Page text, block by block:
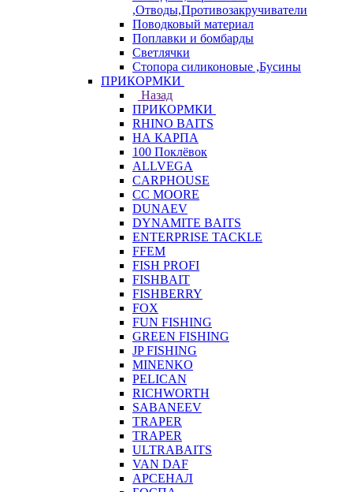
,Отводы,Противозакручиватели
Поводковый материал
Поплавки и бомбарды
Светлячки
Стопора силиконовые ,Бусины
ПРИКОРМКИ
Назад
ПРИКОРМКИ
RHINO BAITS
НА КАРПА
100 Поклёвок
ALLVEGA
CARPHOUSE
CC MOORE
DUNAEV
DYNAMITE BAITS
ENTERPRISE TACKLE
FFEM
FISH PROFI
FISHBAIT
FISHBERRY
FOX
FUN FISHING
GREEN FISHING
JP FISHING
MINENKO
PELICAN
RICHWORTH
SABANEEV
TRAPER
TRAPER
ULTRABAITS
VAN DAF
АРСЕНАЛ